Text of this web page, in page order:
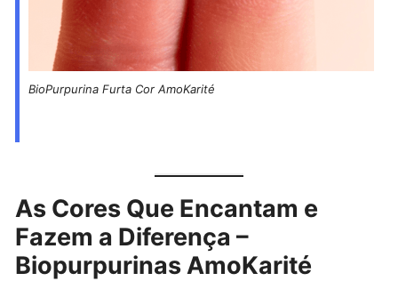
BioPurpurina Furta Cor AmoKarité
As Cores Que Encantam e
Fazem a Diferença –
Biopurpurinas AmoKarité